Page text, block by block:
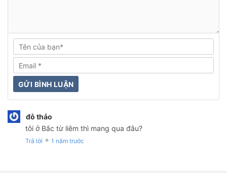
đỗ thảo
tôi ở Bắc từ liêm thì mang qua đâu?
Trả lời ● 1 năm trước